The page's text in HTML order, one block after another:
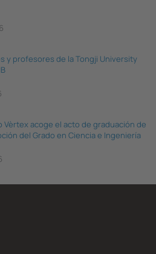
y profesores de la Tongji University
Vèrtex acoge el acto de graduación de
del Grado en Ciencia e Ingeniería